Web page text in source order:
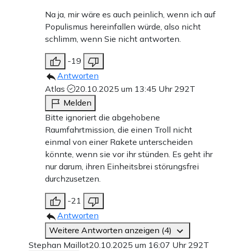
Na ja, mir wäre es auch peinlich, wenn ich auf
Populismus hereinfallen würde, also nicht
schlimm, wenn Sie nicht antworten.
-19
Antworten
Atlas
20.10.2025 um 13:45 Uhr 292T
Melden
Bitte ignoriert die abgehobene
Raumfahrtmission, die einen Troll nicht
einmal von einer Rakete unterscheiden
könnte, wenn sie vor ihr stünden. Es geht ihr
nur darum, ihren Einheitsbrei störungsfrei
durchzusetzen.
-21
Antworten
Weitere Antworten anzeigen (4)
Stephan Maillot20.10.2025 um 16:07 Uhr 292T